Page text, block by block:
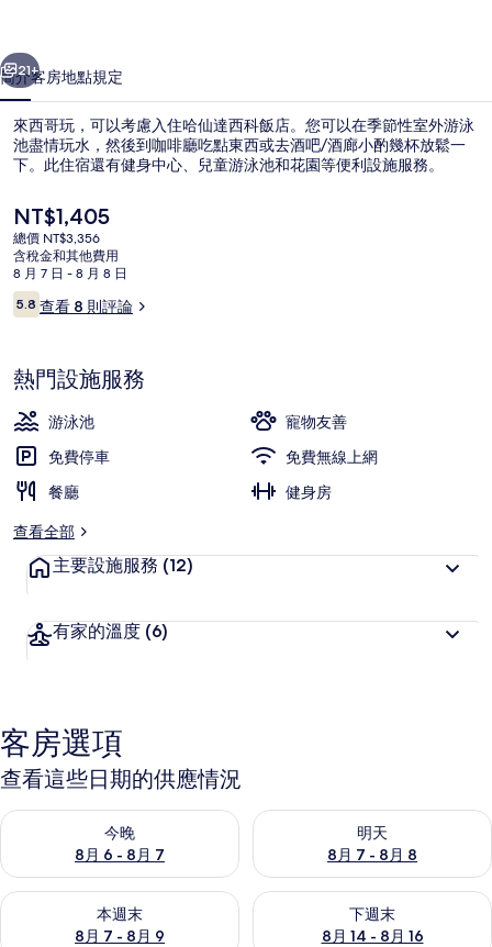
的
相
片
集
個 下一個
21+
簡介客房地點規定
來西哥玩，可以考慮入住哈仙達西科飯店。您可以在季節性室外游泳
池盡情玩水，然後到咖啡廳吃點東西或去酒吧/酒廊小酌幾杯放鬆一
下。此住宿還有健身中心、兒童游泳池和花園等便利設施服務。
目
前
的
價
格
是
NT$1,405
總價 NT$3,356
含稅金和其他費用
8 月 7 日 - 8 月 8 日
評
論
5.85.8 分，滿分 10 分，
查看 8 則評論
熱門設施服務
游泳池
寵物友善
免費停車
免費無線上網
餐廳
健身房
查看全部
主要設施服務 (12)
有家的溫度 (6)
客房選項
查看這些日期的供應情況
今晚
8月 6 - 8月 7
查看今晚 (8月 6 - 8月 7) 的供應情況
明天
8月 7 - 8月 8
查看明天 (8月 7 - 8月 8) 的供
本週末
8月 7 - 8月 9
查看本週末 (8月 7 - 8月 9) 的供應情況
下週末
8月 14 - 8月 16
查看下週末 (8月 14 - 8月 16)